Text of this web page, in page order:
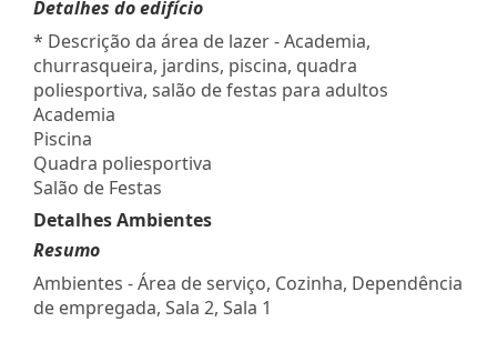
Detalhes do edifício
* Descrição da área de lazer - Academia,
churrasqueira, jardins, piscina, quadra
poliesportiva, salão de festas para adultos
Academia
Piscina
Quadra poliesportiva
Salão de Festas
Detalhes Ambientes
Resumo
Ambientes - Área de serviço, Cozinha, Dependência
de empregada, Sala 2, Sala 1